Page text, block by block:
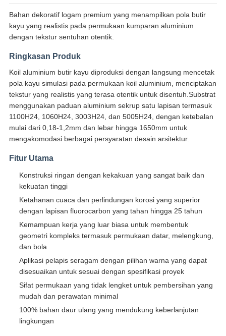
Bahan dekoratif logam premium yang menampilkan pola butir
kayu yang realistis pada permukaan kumparan aluminium
dengan tekstur sentuhan otentik.
Ringkasan Produk
Koil aluminium butir kayu diproduksi dengan langsung mencetak
pola kayu simulasi pada permukaan koil aluminium, menciptakan
tekstur yang realistis yang terasa otentik untuk disentuh.Substrat
menggunakan paduan aluminium sekrup satu lapisan termasuk
1100H24, 1060H24, 3003H24, dan 5005H24, dengan ketebalan
mulai dari 0,18-1,2mm dan lebar hingga 1650mm untuk
mengakomodasi berbagai persyaratan desain arsitektur.
Fitur Utama
Konstruksi ringan dengan kekakuan yang sangat baik dan
kekuatan tinggi
Ketahanan cuaca dan perlindungan korosi yang superior
dengan lapisan fluorocarbon yang tahan hingga 25 tahun
Kemampuan kerja yang luar biasa untuk membentuk
geometri kompleks termasuk permukaan datar, melengkung,
dan bola
Aplikasi pelapis seragam dengan pilihan warna yang dapat
disesuaikan untuk sesuai dengan spesifikasi proyek
Sifat permukaan yang tidak lengket untuk pembersihan yang
mudah dan perawatan minimal
100% bahan daur ulang yang mendukung keberlanjutan
lingkungan